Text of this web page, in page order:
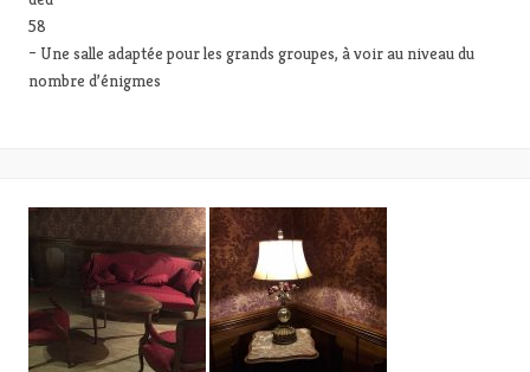
– Une salle adaptée pour les grands groupes, à voir au niveau du
nombre d’énigmes